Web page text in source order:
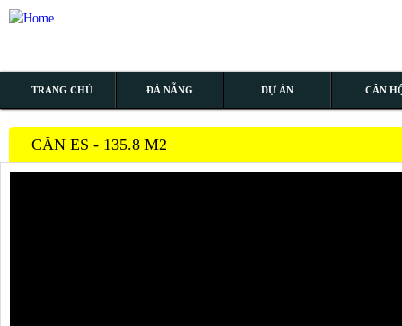
TRANG CHỦ ĐÀ NẴNG DỰ ÁN CĂN
CĂN ES - 135.8 M2